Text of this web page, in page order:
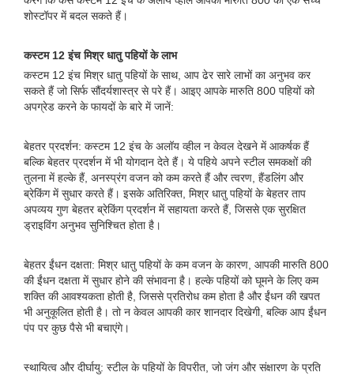
शोस्टॉपर में बदल सकते हैं।
कस्टम 12 इंच मिश्र धातु पहियों के लाभ
कस्टम 12 इंच मिश्र धातु पहियों के साथ, आप ढेर सारे लाभों का अनुभव कर
सकते हैं जो सिर्फ सौंदर्यशास्त्र से परे हैं। आइए आपके मारुति 800 पहियों को
अपग्रेड करने के फायदों के बारे में जानें:
बेहतर प्रदर्शन: कस्टम 12 इंच के अलॉय व्हील न केवल देखने में आकर्षक हैं
बल्कि बेहतर प्रदर्शन में भी योगदान देते हैं। ये पहिये अपने स्टील समकक्षों की
तुलना में हल्के हैं, अनस्प्रंग वजन को कम करते हैं और त्वरण, हैंडलिंग और
ब्रेकिंग में सुधार करते हैं। इसके अतिरिक्त, मिश्र धातु पहियों के बेहतर ताप
अपव्यय गुण बेहतर ब्रेकिंग प्रदर्शन में सहायता करते हैं, जिससे एक सुरक्षित
ड्राइविंग अनुभव सुनिश्चित होता है।
बेहतर ईंधन दक्षता: मिश्र धातु पहियों के कम वजन के कारण, आपकी मारुति 800
की ईंधन दक्षता में सुधार होने की संभावना है। हल्के पहियों को घूमने के लिए कम
शक्ति की आवश्यकता होती है, जिससे प्रतिरोध कम होता है और ईंधन की खपत
भी अनुकूलित होती है। तो न केवल आपकी कार शानदार दिखेगी, बल्कि आप ईंधन
पंप पर कुछ पैसे भी बचाएंगे।
स्थायित्व और दीर्घायु: स्टील के पहियों के विपरीत, जो जंग और संक्षारण के प्रति